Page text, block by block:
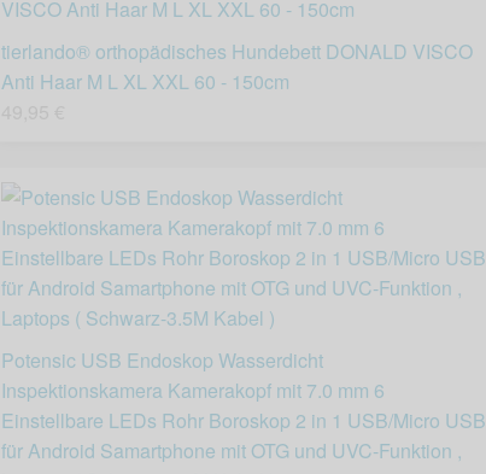
tierlando® orthopädisches Hundebett DONALD VISCO
Anti Haar M L XL XXL 60 - 150cm
Potensic USB Endoskop Wasserdicht
Inspektionskamera Kamerakopf mit 7.0 mm 6
Einstellbare LEDs Rohr Boroskop 2 in 1 USB/Micro USB
für Android Samartphone mit OTG und UVC-Funktion ,